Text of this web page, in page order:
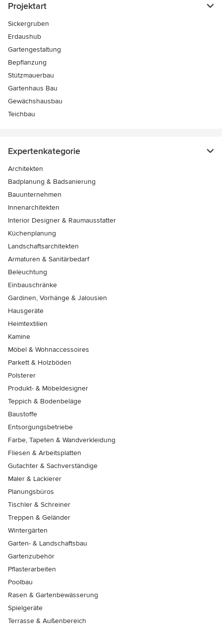
Projektart
Sickergruben
Erdaushub
Gartengestaltung
Bepflanzung
Stützmauerbau
Gartenhaus Bau
Gewächshausbau
Teichbau
Expertenkategorie
Architekten
Badplanung & Badsanierung
Bauunternehmen
Innenarchitekten
Interior Designer & Raumausstatter
Küchenplanung
Landschaftsarchitekten
Armaturen & Sanitärbedarf
Beleuchtung
Einbauschränke
Gardinen, Vorhänge & Jalousien
Hausgeräte
Heimtextilien
Kamine
Möbel & Wohnaccessoires
Parkett & Holzböden
Polsterer
Produkt- & Möbeldesigner
Teppich & Bodenbeläge
Baustoffe
Entsorgungsbetriebe
Farbe, Tapeten & Wandverkleidung
Fliesen & Arbeitsplatten
Gutachter & Sachverständige
Maler & Lackierer
Planungsbüros
Tischler & Schreiner
Treppen & Geländer
Wintergärten
Garten- & Landschaftsbau
Gartenzubehör
Pflasterarbeiten
Poolbau
Rasen & Gartenbewässerung
Spielgeräte
Terrasse & Außenbereich